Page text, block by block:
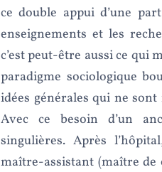
ce double appui d’une
enseignements et les
c’est peut-être aussi ce qui
paradigme sociologique
idées générales qui ne
Avec ce besoin d’un
singulières. Après
maître-assistant (maître de